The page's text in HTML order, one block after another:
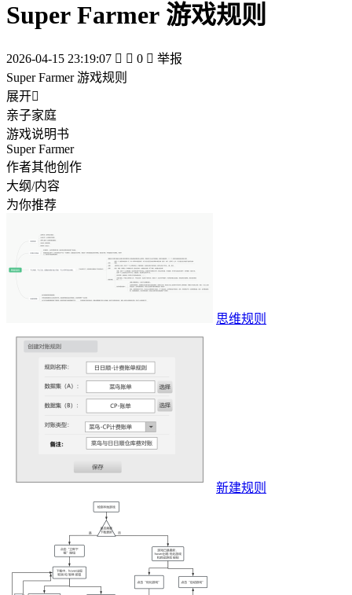
Super Farmer 游戏规则
2026-04-15 23:19:07   0  举报
Super Farmer 游戏规则
展开
亲子家庭
游戏说明书
Super Farmer
作者其他创作
大纲/内容
为你推荐
思维规则
新建规则